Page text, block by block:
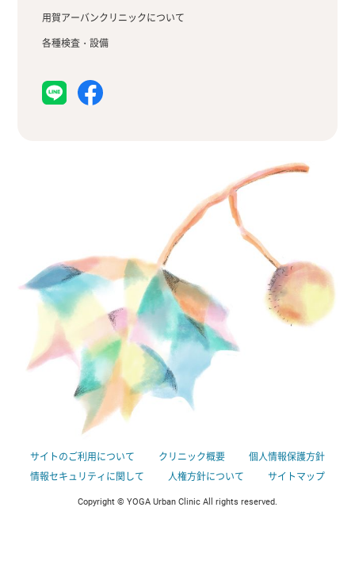
用賀アーバンクリニックについて
各種検査・設備
サイトのご利用について クリニック概要
個人情報保護方針
情報セキュリティに関して
人権方針について サイトマップ
Copyright © YOGA Urban Clinic All rights reserved.